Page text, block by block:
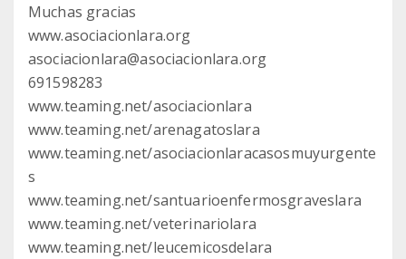
Muchas gracias
www.asociacionlara.org
asociacionlara@asociacionlara.org
691598283
www.teaming.net/asociacionlara
www.teaming.net/arenagatoslara
www.teaming.net/asociacionlaracasosmuyurgente
s
www.teaming.net/santuarioenfermosgraveslara
www.teaming.net/veterinariolara
www.teaming.net/leucemicosdelara